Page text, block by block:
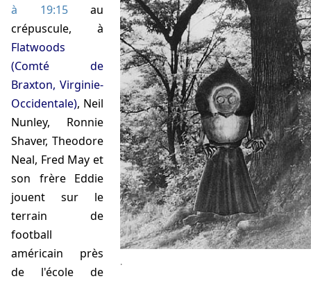
.
à 19:15au
crépuscule, à
Flatwoods
(Comté de
Braxton, Virginie-
Occidentale), Neil
Nunley, Ronnie
Shaver, Theodore
Neal, Fred May et
son frère Eddie
jouent sur le
terrain de
football
américain près
de l'école de